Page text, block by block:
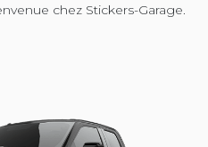
chez Stickers-Garage.